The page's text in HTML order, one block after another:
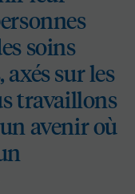
soins
sur les
travaillons
avenir où